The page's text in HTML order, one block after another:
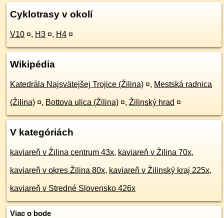
Cyklotrasy v okolí
V10 ¤, H3 ¤, H4 ¤
Wikipédia
Katedrála Najsvätejšej Trojice (Žilina) ¤, Mestská radnica
(Žilina) ¤, Bottova ulica (Žilina) ¤, Žilinský hrad ¤
V kategóriách
kaviareň v Žilina centrum 43x, kaviareň v Žilina 70x,
kaviareň v okres Žilina 80x, kaviareň v Žilinský kraj 225x,
kaviareň v Stredné Slovensko 426x
Viac o bode